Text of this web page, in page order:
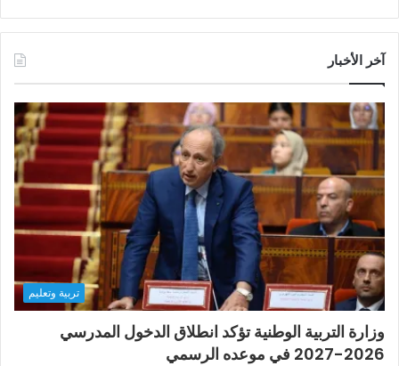
آخر الأخبار
تربية وتعليم
وزارة التربية الوطنية تؤكد انطلاق الدخول المدرسي
2026-2027 في موعده الرسمي